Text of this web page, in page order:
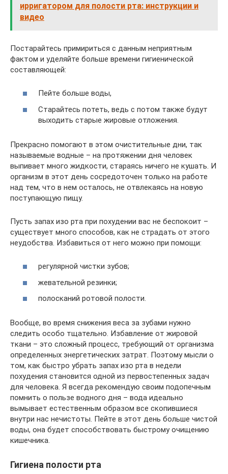
ирригатором для полости рта: инструкции и
видео
Постарайтесь примириться с данным неприятным
фактом и уделяйте больше времени гигиенической
составляющей:
Пейте больше воды,
Старайтесь потеть, ведь с потом также будут
выходить старые жировые отложения.
Прекрасно помогают в этом очистительные дни, так
называемые водные – на протяжении дня человек
выпивает много жидкости, стараясь ничего не кушать. И
организм в этот день сосредоточен только на работе
над тем, что в нем осталось, не отвлекаясь на новую
поступающую пищу.
Пусть запах изо рта при похудении вас не беспокоит –
существует много способов, как не страдать от этого
неудобства. Избавиться от него можно при помощи:
регулярной чистки зубов;
жевательной резинки;
полосканий ротовой полости.
Вообще, во время снижения веса за зубами нужно
следить особо тщательно. Избавление от жировой
ткани – это сложный процесс, требующий от организма
определенных энергетических затрат. Поэтому мысли о
том, как быстро убрать запах изо рта в недели
похудения становится одной из первостепенных задач
для человека. Я всегда рекомендую своим подопечным
помнить о пользе водного дня – вода идеально
вымывает естественным образом все скопившиеся
внутри нас нечистоты. Пейте в этот день больше чистой
воды, она будет способствовать быстрому очищению
кишечника.
Гигиена полости рта